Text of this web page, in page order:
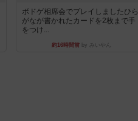
ボドゲ相席会でプレイしましたひら
がなが書かれたカードを2枚まで手
をつけ...
約16時間前 by みいやん